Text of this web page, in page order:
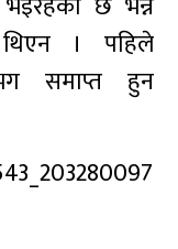
। पहिले
समाप्त हुन